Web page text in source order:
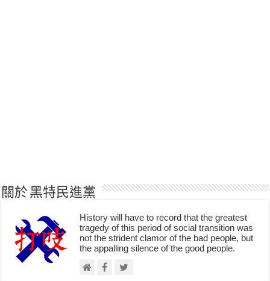
關於 黑特民進黨
History will have to record that the greatest
tragedy of this period of social transition was
not the strident clamor of the bad people, but
the appalling silence of the good people.